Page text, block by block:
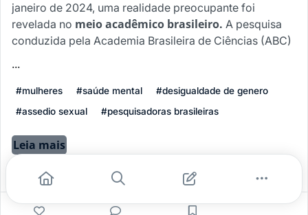
janeiro de 2024, uma realidade preocupante foi
revelada no meio acadêmico brasileiro. A pesquisa
conduzida pela Academia Brasileira de Ciências (ABC)
...
#mulheres #saúde mental
#desigualdade de genero
#assedio sexual
#pesquisadoras brasileiras
Leia mais